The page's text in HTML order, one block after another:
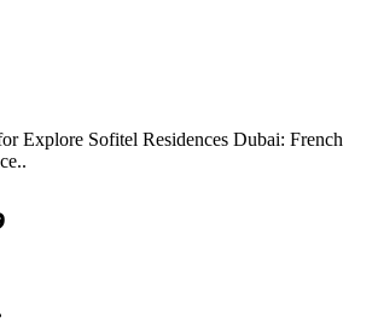
Explore Sofitel Residences Dubai: French